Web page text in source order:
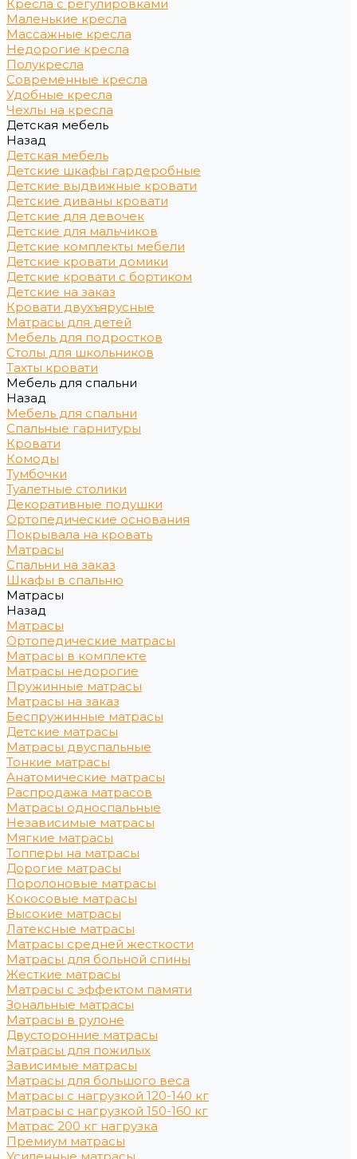
Кресла с регулировками
Маленькие кресла
Массажные кресла
Недорогие кресла
Полукресла
Современные кресла
Удобные кресла
Чехлы на кресла
Детская мебель
Назад
Детская мебель
Детские шкафы гардеробные
Детские выдвижные кровати
Детские диваны кровати
Детские для девочек
Детские для мальчиков
Детские комплекты мебели
Детские кровати домики
Детские кровати с бортиком
Детские на заказ
Кровати двухъярусные
Матрасы для детей
Мебель для подростков
Столы для школьников
Тахты кровати
Мебель для спальни
Назад
Мебель для спальни
Спальные гарнитуры
Кровати
Комоды
Тумбочки
Туалетные столики
Декоративные подушки
Ортопедические основания
Покрывала на кровать
Матрасы
Спальни на заказ
Шкафы в спальню
Матрасы
Назад
Матрасы
Ортопедические матрасы
Матрасы в комплекте
Матрасы недорогие
Пружинные матрасы
Матрасы на заказ
Беспружинные матрасы
Детские матрасы
Матрасы двуспальные
Тонкие матрасы
Анатомические матрасы
Распродажа матрасов
Матрасы односпальные
Независимые матрасы
Мягкие матрасы
Топперы на матрасы
Дорогие матрасы
Поролоновые матрасы
Кокосовые матрасы
Высокие матрасы
Латексные матрасы
Матрасы средней жесткости
Матрасы для больной спины
Жесткие матрасы
Матрасы с эффектом памяти
Зональные матрасы
Матрасы в рулоне
Двусторонние матрасы
Матрасы для пожилых
Зависимые матрасы
Матрасы для большого веса
Матрасы с нагрузкой 120-140 кг
Матрасы с нагрузкой 150-160 кг
Матрас 200 кг нагрузка
Премиум матрасы